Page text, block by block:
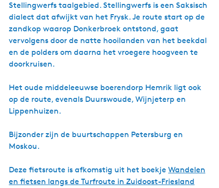
l
Stellingwerfs taalgebied. Stellingwerfs is een Saksisch
dialect dat afwijkt van het Frysk. Je route start op de
zandkop waarop Donkerbroek ontstond, gaat
vervolgens door de natte hooilanden van het beekdal
en de polders om daarna het vroegere hoogveen te
doorkruisen.
Het oude middeleeuwse boerendorp Hemrik ligt ook
op de route, evenals Duurswoude, Wijnjeterp en
Lippenhuizen.
Bijzonder zijn de buurtschappen Petersburg en
Moskou.
Deze fietsroute is afkomstig uit het boekje Wandelen
en fietsen langs de Turfroute in Zuidoost-Friesland